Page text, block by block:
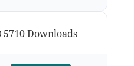
5710 Downloads